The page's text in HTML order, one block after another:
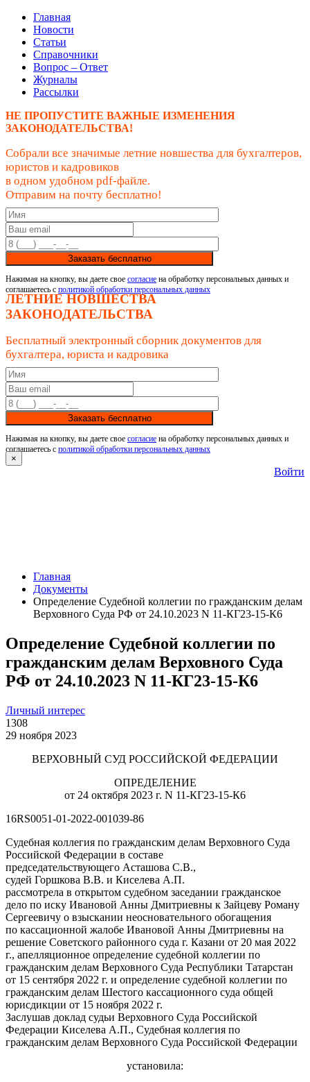
Главная
Новости
Статьи
Справочники
Вопрос – Ответ
Журналы
Рассылки
НЕ ПРОПУСТИТЕ ВАЖНЫЕ ИЗМЕНЕНИЯ
ЗАКОНОДАТЕЛЬСТВА!
Собрали все значимые летние новшества для бухгалтеров,
юристов и кадровиков
в одном удобном pdf-файле.
Отправим на почту бесплатно!
Заказать бесплатно
Нажимая на кнопку, вы даете свое согласие на обработку персональных данных и
соглашаетесь с политикой обработки персональных данных
ЛЕТНИЕ НОВШЕСТВА
ЗАКОНОДАТЕЛЬСТВА
Бесплатный электронный сборник документов для
бухгалтера, юриста и кадровика
Заказать бесплатно
Нажимая на кнопку, вы даете свое согласие на обработку персональных данных и
соглашаетесь с политикой обработки персональных данных
×
Войти
Главная
Документы
Определение Судебной коллегии по гражданским делам
Верховного Суда РФ от 24.10.2023 N 11-КГ23-15-К6
Определение Судебной коллегии по
гражданским делам Верховного Суда
РФ от 24.10.2023 N 11-КГ23-15-К6
Личный интерес
1308
29 ноября 2023
ВЕРХОВНЫЙ СУД РОССИЙСКОЙ ФЕДЕРАЦИИ
ОПРЕДЕЛЕНИЕ
от 24 октября 2023 г. N 11-КГ23-15-К6
16RS0051-01-2022-001039-86
Судебная коллегия по гражданским делам Верховного Суда
Российской Федерации в составе
председательствующего Асташова С.В.,
судей Горшкова В.В. и Киселева А.П.
рассмотрела в открытом судебном заседании гражданское
дело по иску Ивановой Анны Дмитриевны к Зайцеву Роману
Сергеевичу о взыскании неосновательного обогащения
по кассационной жалобе Ивановой Анны Дмитриевны на
решение Советского районного суда г. Казани от 20 мая 2022
г., апелляционное определение судебной коллегии по
гражданским делам Верховного Суда Республики Татарстан
от 15 сентября 2022 г. и определение судебной коллегии по
гражданским делам Шестого кассационного суда общей
юрисдикции от 15 ноября 2022 г.
Заслушав доклад судьи Верховного Суда Российской
Федерации Киселева А.П., Судебная коллегия по
гражданским делам Верховного Суда Российской Федерации
установила: